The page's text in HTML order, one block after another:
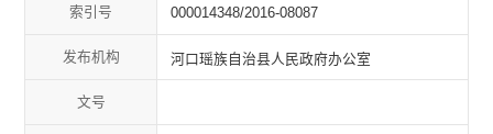
索引号 000014348/2016-08087
发布机构 河口瑶族自治县人民政府办公室
文号